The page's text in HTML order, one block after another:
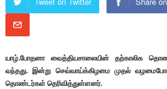
யாழ்.போதனா வைத்தியசாலையின் தற்காலிக
வந்தது. இன்று செவ்வாய்க்கிழமை முதல்
தொண்டர்கள் தெரிவித்துள்ளனர்.